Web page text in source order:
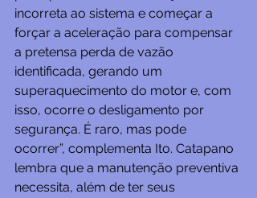
incorreta ao sistema e começar a
forçar a aceleração para compensar
a pretensa perda de vazão
identificada, gerando um
superaquecimento do motor e, com
isso, ocorre o desligamento por
segurança. É raro, mas pode
ocorrer”, complementa Ito. Catapano
lembra que a manutenção preventiva
necessita, além de ter seus